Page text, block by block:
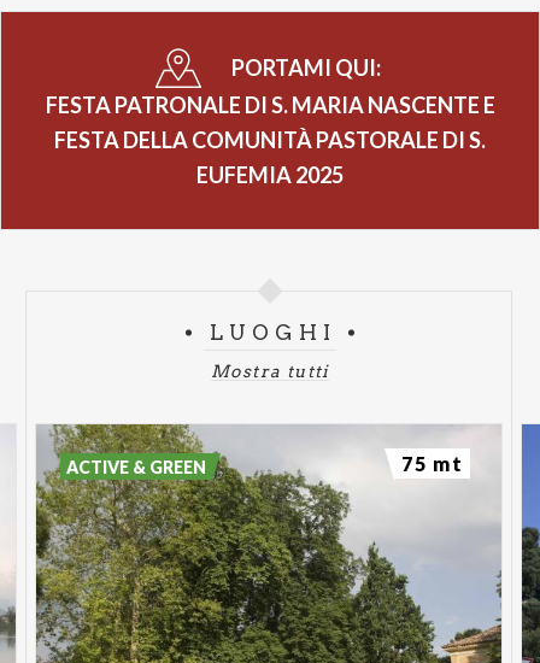
PORTAMI QUI:
FESTA PATRONALE DI S. MARIA NASCENTE E
FESTA DELLA COMUNITÀ PASTORALE DI S.
EUFEMIA 2025
LUOGHI
Mostra tutti
ACTIVE & GREEN 75 mt